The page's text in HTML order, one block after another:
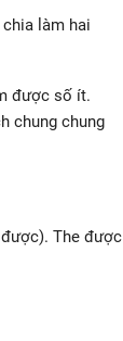
làm hai
được số ít.
chung chung
The được